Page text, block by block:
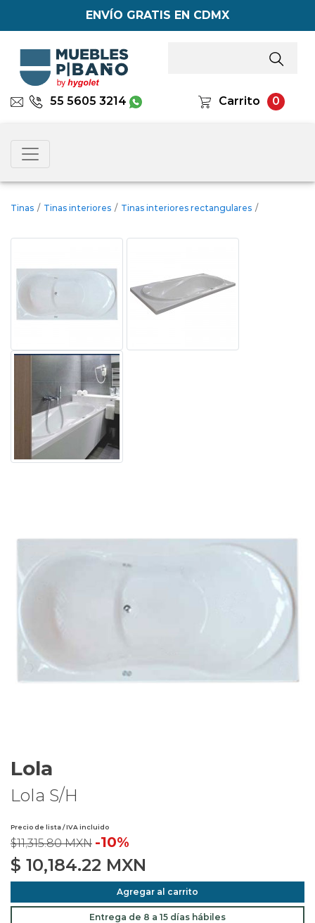
ENVÍO GRATIS EN CDMX
55 5605 3214 Carrito 0
Tinas / Tinas interiores / Tinas interiores rectangulares /
Lola
Lola S/H
Precio de lista / IVA incluido
$11,315.80 MXN -10%
$ 10,184.22 MXN
Agregar al carrito
Entrega de 8 a 15 días hábiles